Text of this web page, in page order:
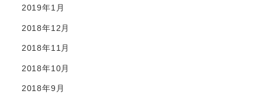
2019年1月
2018年12月
2018年11月
2018年10月
2018年9月